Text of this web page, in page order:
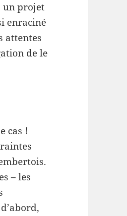
un projet
enraciné
attentes
de le
cas !
– les